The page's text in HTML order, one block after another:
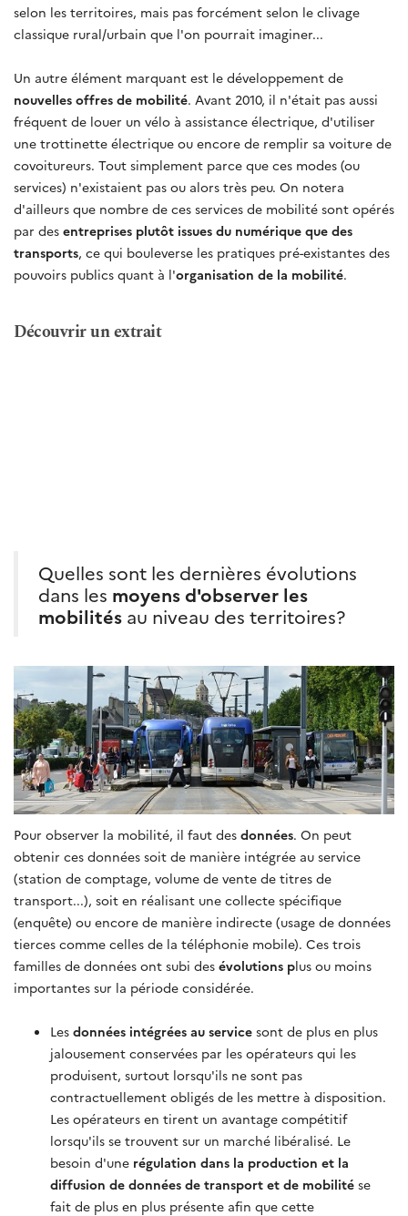
selon les territoires, mais pas forcément selon le clivage
classique rural/urbain que l'on pourrait imaginer...
Un autre élément marquant est le développement de
nouvelles offres de mobilité. Avant 2010, il n'était pas aussi
fréquent de louer un vélo à assistance électrique, d'utiliser
une trottinette électrique ou encore de remplir sa voiture de
covoitureurs. Tout simplement parce que ces modes (ou
services) n'existaient pas ou alors très peu. On notera
d'ailleurs que nombre de ces services de mobilité sont opérés
par des entreprises plutôt issues du numérique que des
transports, ce qui bouleverse les pratiques pré-existantes des
pouvoirs publics quant à l'organisation de la mobilité.
Découvrir un extrait
Quelles sont les dernières évolutions
dans les moyens d'observer les
mobilités au niveau des territoires?
Pour observer la mobilité, il faut des données. On peut
obtenir ces données soit de manière intégrée au service
(station de comptage, volume de vente de titres de
transport...), soit en réalisant une collecte spécifique
(enquête) ou encore de manière indirecte (usage de données
tierces comme celles de la téléphonie mobile). Ces trois
familles de données ont subi des évolutions plus ou moins
importantes sur la période considérée.
Les données intégrées au service sont de plus en plus
jalousement conservées par les opérateurs qui les
produisent, surtout lorsqu'ils ne sont pas
contractuellement obligés de les mettre à disposition.
Les opérateurs en tirent un avantage compétitif
lorsqu'ils se trouvent sur un marché libéralisé. Le
besoin d'une régulation dans la production et la
diffusion de données de transport et de mobilité se
fait de plus en plus présente afin que cette